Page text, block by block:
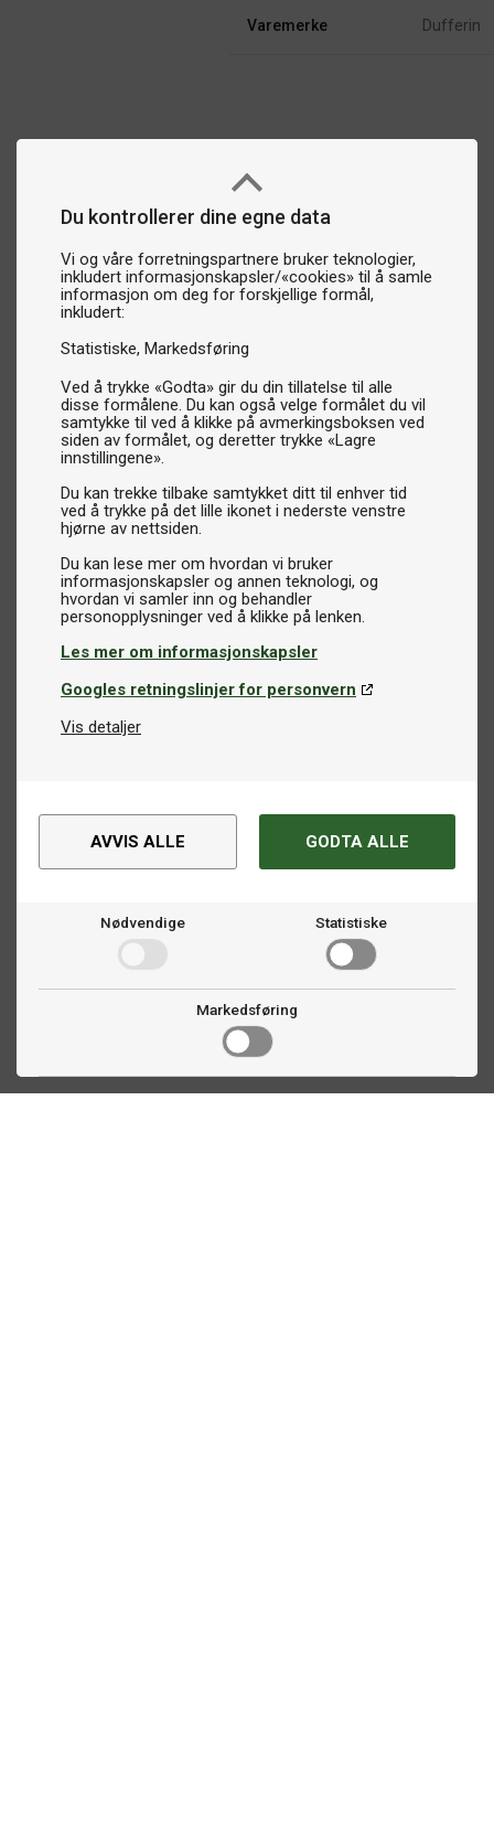
Du kontrollerer dine egne data
Vi og våre forretningspartnere bruker teknologier,
inkludert informasjonskapsler/«cookies» til å samle
informasjon om deg for forskjellige formål,
inkludert:
Statistiske Markedsføring
Ved å trykke «Godta» gir du din tillatelse til alle
disse formålene. Du kan også velge formålet du vil
samtykke til ved å klikke på avmerkingsboksen ved
siden av formålet, og deretter trykke «Lagre
innstillingene».
Du kan trekke tilbake samtykket ditt til enhver tid
ved å trykke på det lille ikonet i nederste venstre
hjørne av nettsiden.
Du kan lese mer om hvordan vi bruker
informasjonskapsler og annen teknologi, og
hvordan vi samler inn og behandler
Les mer om informasjonskapsler
Googles retningslinjer for personvern
Vis detaljer
AVVIS ALLE GODTA ALLE
Nødvendige Statistiske
Markedsføring
Varemerke Dufferin